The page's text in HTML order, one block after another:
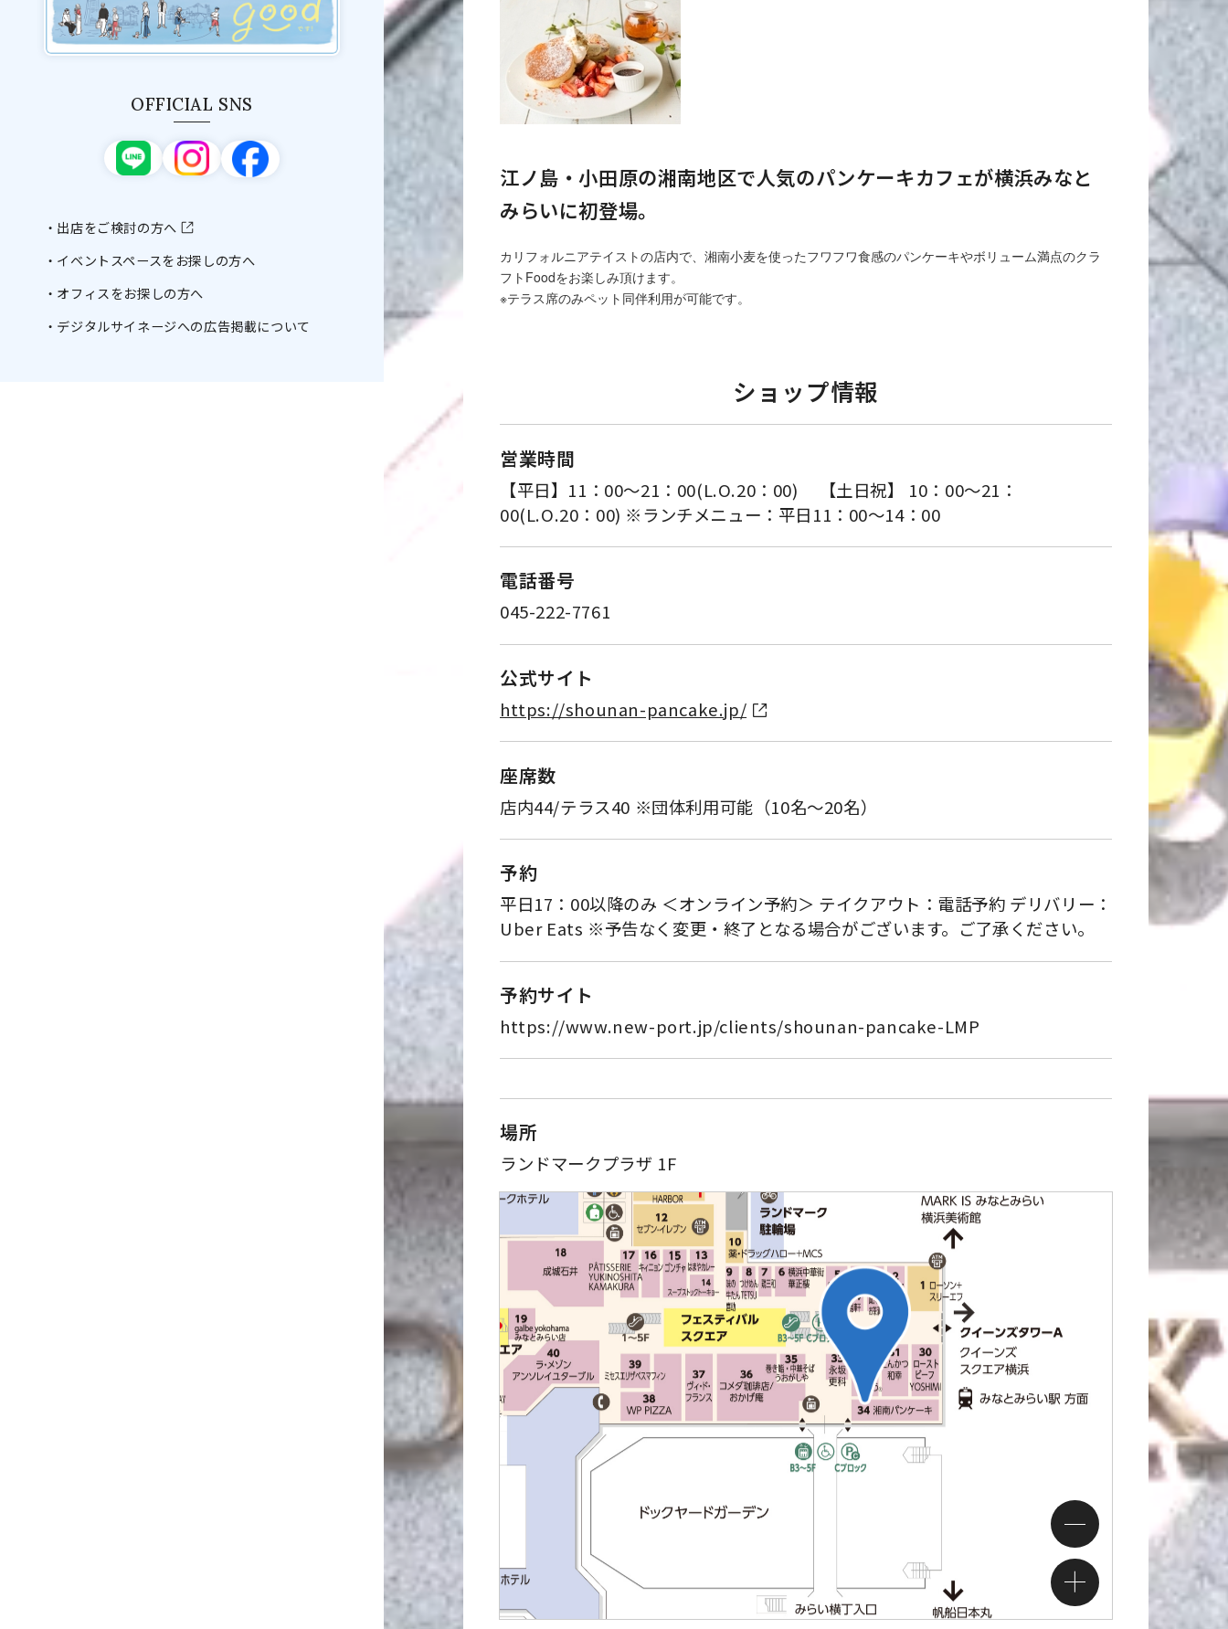
OFFICIAL SNS
出店をご検討の方へ
イベントスペースをお探しの方へ
オフィスをお探しの方へ
デジタルサイネージへの広告掲載について
江ノ島・小田原の湘南地区で人気のパンケーキカフェが横浜みなと
みらいに初登場。
カリフォルニアテイストの店内で、湘南小麦を使ったフワフワ食感のパンケーキやボリューム満点のクラ
フトFoodをお楽しみ頂けます。
※テラス席のみペット同伴利用が可能です。
ショップ情報
営業時間
【平日】11：00～21：00(L.O.20：00) 【土日祝】 10：00～21：
00(L.O.20：00) ※ランチメニュー：平日11：00～14：00
電話番号
045-222-7761
公式サイト
https://shounan-pancake.jp/
座席数
店内44/テラス40 ※団体利用可能（10名～20名）
予約
平日17：00以降のみ ＜オンライン予約＞ テイクアウト：電話予約 デリバリー：
Uber Eats ※予告なく変更・終了となる場合がございます。ご了承ください。
予約サイト
https://www.new-port.jp/clients/shounan-pancake-LMP
場所
ランドマークプラザ 1F